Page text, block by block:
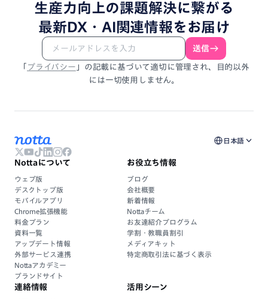
生産力向上の課題解決に繋がる
最新DX・ AI関連情報を お届け
送信
「 プライバシー 」 の記載に基づいて適切に管理され、
目的以外
には一切使用しません。
日本語
Nottaについて
ウェブ版
デスクトップ版
モバイルアプリ
Chrome拡張機能
料金プラン
資料一覧
アップデート情報
外部サービス連携
Nottaアカデミー
ブランドサイト
お役立ち情報
ブログ
会社概要
新着情報
Nottaチーム
お友達紹介プログラム
学割・教職員割引
メディアキット
特定商取引法に基づく表示
連絡情報 活用シーン